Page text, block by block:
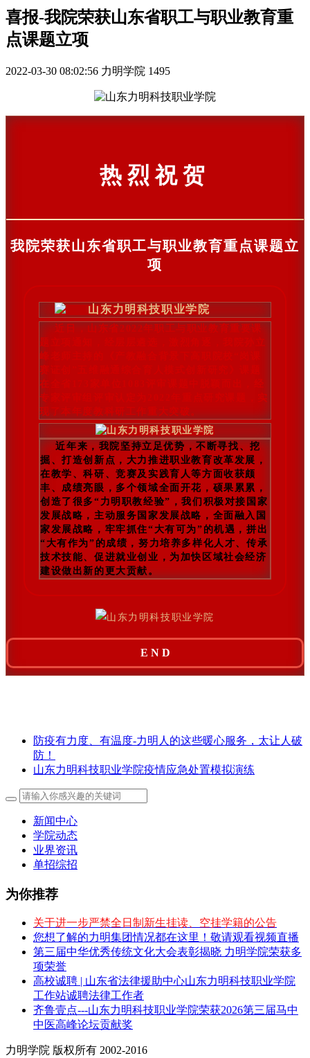
喜报-我院荣获山东省职工与职业教育重
点课题立项​
2022-03-30 08:02:56 力明学院 1495
热烈祝贺
我院荣获山东省职工与职业教育重点课题立
项
近日，山东省2022年职工与职业教育重要课
题立项通知，经层层遴选，激烈角逐，我院孙立
峰老师主持的《产教融合背景下高职院校“岗课
赛证创”五维融通综合育人模式创新研究》课题
在全省173家单位1083评审课题中脱颖而出，经
专家评审组评审认定为2022年重点研究课题，实
现了本年度教科研工作重大突破。
近年来，我院坚持立足优势，不断寻找、挖
掘、打造创新点，大力推进职业教育改革发展，
在教学、科研、竞赛及实践育人等方面收获颇
丰、成绩亮眼，多个领域全面开花，硕果累累，
创造了很多“力明职教经验”，我们积极对接国家
发展战略，主动服务国家发展战略，全面融入国
家发展战略，牢牢抓住“大有可为”的机遇，拼出
“大有作为”的成绩，努力培养多样化人才、传承
技术技能、促进就业创业，为加快区域社会经济
建设做出新的更大贡献。
E N D
防疫有力度、有温度-力明人的这些暖心服务，太让人破
防！
山东力明科技职业学院疫情应急处置模拟演练
新闻中心
学院动态
业界资讯
单招综招
为你推荐
关于进一步严禁全日制新生挂读、空挂学籍的公告
您想了解的力明集团情况都在这里！敬请观看视频直播
第三届中华优秀传统文化大会表彰揭晓 力明学院荣获多
项荣誉
高校诚聘 | 山东省法律援助中心山东力明科技职业学院
工作站诚聘法律工作者
齐鲁壹点---山东力明科技职业学院荣获2026第三届马中
中医高峰论坛贡献奖
力明学院 版权所有 2002-2016